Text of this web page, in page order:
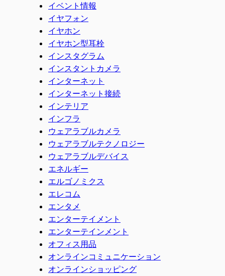
イベント情報
イヤフォン
イヤホン
イヤホン型耳栓
インスタグラム
インスタントカメラ
インターネット
インターネット接続
インテリア
インフラ
ウェアラブルカメラ
ウェアラブルテクノロジー
ウェアラブルデバイス
エネルギー
エルゴノミクス
エレコム
エンタメ
エンターテイメント
エンターテインメント
オフィス用品
オンラインコミュニケーション
オンラインショッピング